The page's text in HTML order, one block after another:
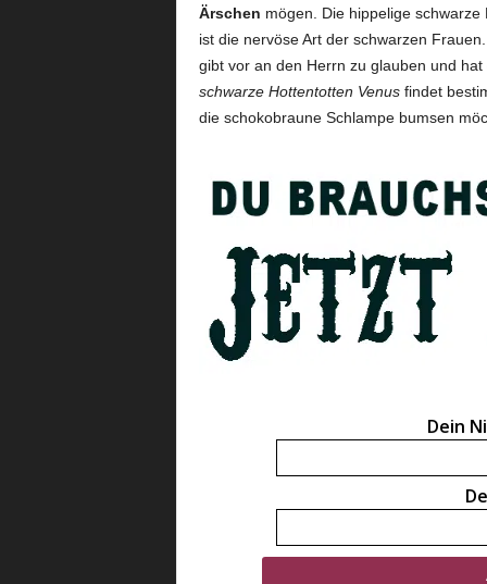
Ärschen mögen. Die hippelige
ist die nervöse Art der schwarzen
gibt vor an den Herrn zu glauben und
schwarze Hottentotten Venusfindet
die schokobraune Schlampe bumsen
Dein